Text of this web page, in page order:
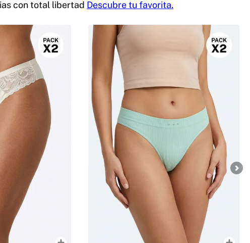
con total libertad Descubre tu favorita.